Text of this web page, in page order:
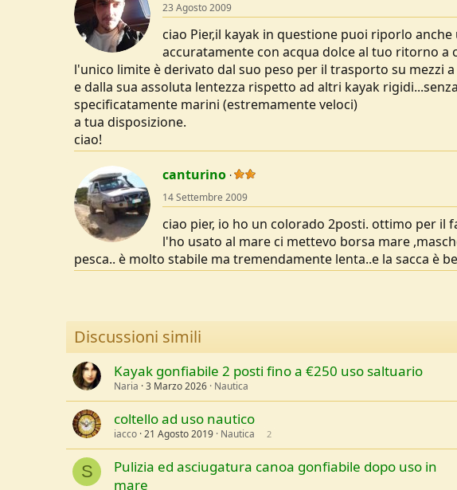
23 Agosto 2009
ciao Pier,il kayak in questione puoi riporlo
accuratamente con acqua dolce al tuo ritorno a
l'unico limite è derivato dal suo peso per il trasporto su mezzi
e dalla sua assoluta lentezza rispetto ad altri kayak
specificatamente marini (estremamente veloci)
a tua disposizione.
ciao!
canturino
14 Settembre 2009
ciao pier, io ho un colorado 2posti. ottimo per il
l'ho usato al mare ci mettevo borsa mare
pesca.. è molto stabile ma tremendamente lenta..e la sacca è
Discussioni simili
Kayak gonfiabile 2 posti fino a €250 uso saltuario
Naria 3 Marzo 2026 Nautica
coltello ad uso nautico
iacco 21 Agosto 2019 Nautica 2
S
Pulizia ed asciugatura canoa gonfiabile dopo uso in
mare